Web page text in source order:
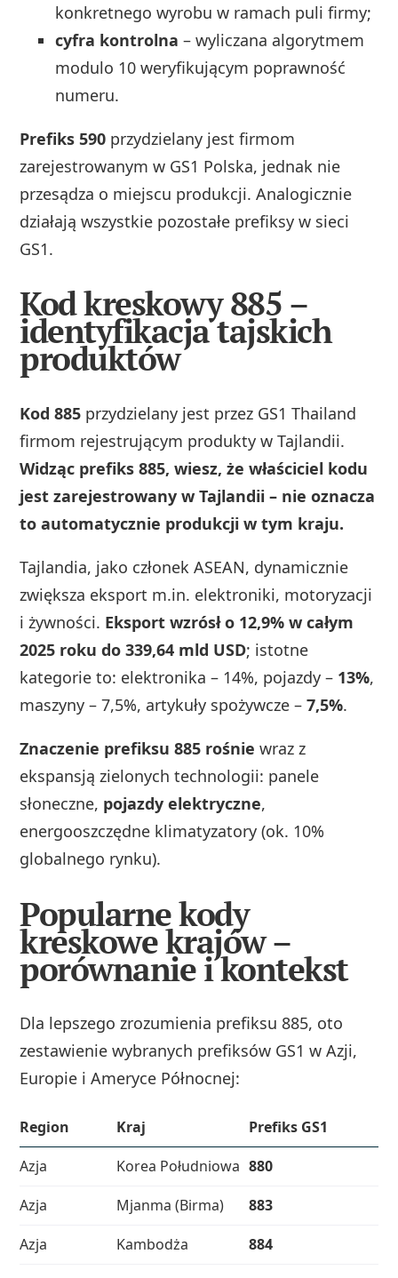
konkretnego wyrobu w ramach puli firmy;
cyfra kontrolna – wyliczana algorytmem
modulo 10 weryfikującym poprawność
numeru.
Prefiks 590 przydzielany jest firmom
zarejestrowanym w GS1 Polska, jednak nie
przesądza o miejscu produkcji. Analogicznie
działają wszystkie pozostałe prefiksy w sieci
GS1.
Kod kreskowy 885 –
identyfikacja tajskich
produktów
Kod 885 przydzielany jest przez GS1 Thailand
firmom rejestrującym produkty w Tajlandii.
Widząc prefiks 885, wiesz, że właściciel kodu
jest zarejestrowany w Tajlandii – nie oznacza
to automatycznie produkcji w tym kraju.
Tajlandia, jako członek ASEAN, dynamicznie
zwiększa eksport m.in. elektroniki, motoryzacji
i żywności. Eksport wzrósł o 12,9% w całym
2025 roku do 339,64 mld USD; istotne
kategorie to: elektronika – 14%, pojazdy – 13%,
maszyny – 7,5%, artykuły spożywcze –7,5%.
Znaczenie prefiksu 885 rośnie wraz z
ekspansją zielonych technologii: panele
słoneczne, pojazdy elektryczne,
energooszczędne klimatyzatory (ok. 10%
globalnego rynku).
Popularne kody
kreskowe krajów –
porównanie i kontekst
Dla lepszego zrozumienia prefiksu 885, oto
zestawienie wybranych prefiksów GS1 w Azji,
Europie i Ameryce Północnej:
Region Kraj
Prefiks GS1
Azja
Korea Południowa 880
Azja
Mjanma (Birma)
883
Azja
Kambodża
884